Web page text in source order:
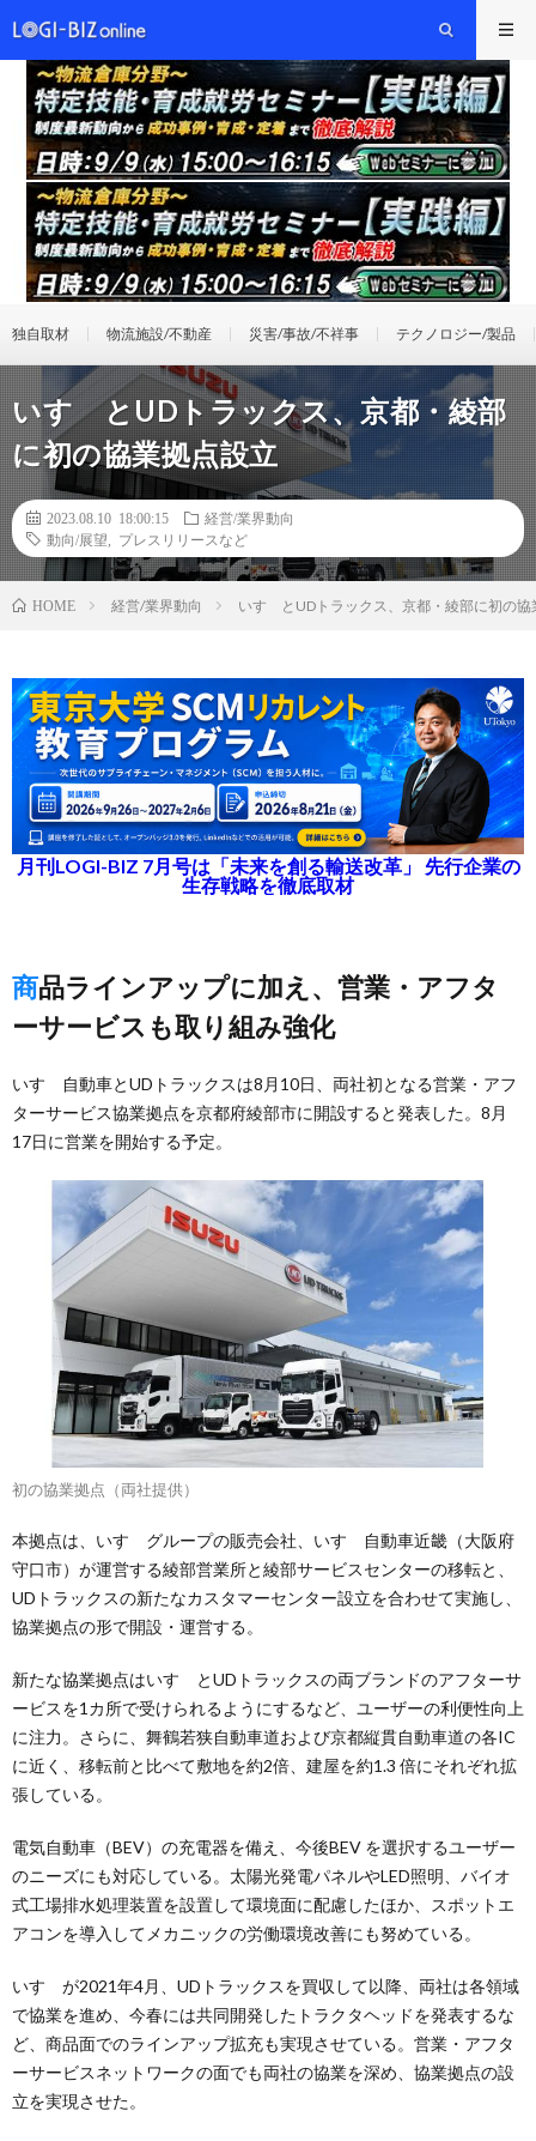
独自取材 物流施設/不動産 災害/事故/不祥事 テクノロジー/製品
いすゞとUDトラックス、京都・綾部
に初の協業拠点設立
2023.08.10 18:00:15
経営/業界動向
動向/展望
プレスリリースなど
HOME 経営/業界動向 いすゞとUDトラックス、京都・綾部に初の協
月刊LOGI-BIZ 7月号は「未来を創る輸送改革」 先行企業の
生存戦略を徹底取材
商品ラインアップに加え、営業・アフタ
ーサービスも取り組み強化
いすゞ自動車とUDトラックスは8月10日、両社初となる営業・アフ
ターサービス協業拠点を京都府綾部市に開設すると発表した。8月
17日に営業を開始する予定。
初の協業拠点（両社提供）
本拠点は、いすゞグループの販売会社、いすゞ自動車近畿（大阪府
守口市）が運営する綾部営業所と綾部サービスセンターの移転と、
UDトラックスの新たなカスタマーセンター設立を合わせて実施し、
協業拠点の形で開設・運営する。
新たな協業拠点はいすゞとUDトラックスの両ブランドのアフターサ
ービスを1カ所で受けられるようにするなど、ユーザーの利便性向上
に注力。さらに、舞鶴若狭自動車道および京都縦貫自動車道の各IC
に近く、移転前と比べて敷地を約2倍、建屋を約1.3 倍にそれぞれ拡
張している。
電気自動車（BEV）の充電器を備え、今後BEV を選択するユーザー
のニーズにも対応している。太陽光発電パネルやLED照明、バイオ
式工場排水処理装置を設置して環境面に配慮したほか、スポットエ
アコンを導入してメカニックの労働環境改善にも努めている。
いすゞが2021年4月、UDトラックスを買収して以降、両社は各領域
で協業を進め、今春には共同開発したトラクタヘッドを発表するな
ど、商品面でのラインアップ拡充も実現させている。営業・アフタ
ーサービスネットワークの面でも両社の協業を深め、協業拠点の設
立を実現させた。